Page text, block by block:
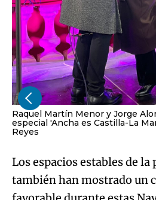
Raquel Martín Menor y Jorge
especial 'Ancha es Castilla-La
Reyes
Los espacios estables de
también han mostrado un